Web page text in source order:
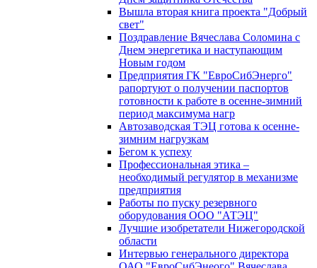
Вышла вторая книга проекта "Добрый
свет"
Поздравление Вячеслава Соломина с
Днем энергетика и наступающим
Новым годом
Предприятия ГК "ЕвроСибЭнерго"
рапортуют о получении паспортов
готовности к работе в осенне-зимний
период максимума нагр
Автозаводская ТЭЦ готова к осенне-
зимним нагрузкам
Бегом к успеху
Профессиональная этика –
необходимый регулятор в механизме
предприятия
Работы по пуску резервного
оборудования ООО "АТЭЦ"
Лучшие изобретатели Нижегородской
области
Интервью генерального директора